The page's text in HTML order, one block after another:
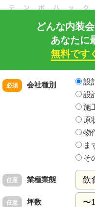
店舗・住宅・建築工事の内装建
店舗HACKS トップ
店舗
店舗デザイン・内装工事
内装の依頼先 をお探
デザインコンペの質
既存店の全面改装や旗艦店、
えている企業も多いのではな
舗開発にもデザイナーにもか
をしておくことは非常に大切で
を発揮でき、また店舗開発担
とも可能となるのです。それで
どんな内装
あなたに
無料です
必須 会社種別
設
設
施
原
物
ま
そ
任意 業種業態
任意 坪数